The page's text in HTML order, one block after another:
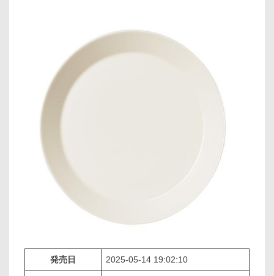
発売日 2025-05-14 19:02:10